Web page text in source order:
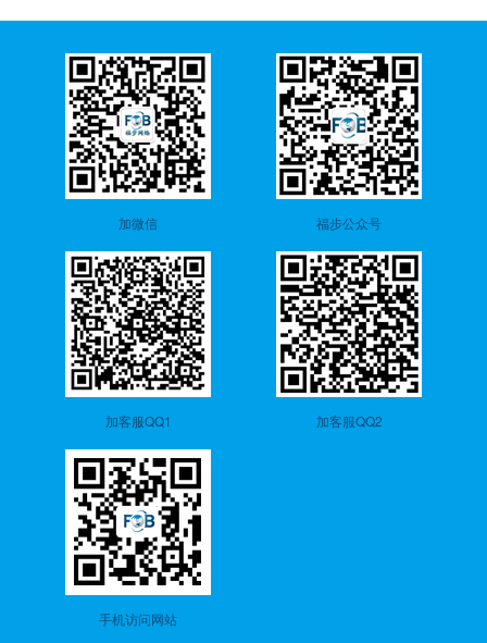
加微信 福步公众号
加客服QQ1 加客服QQ2
手机访问网站